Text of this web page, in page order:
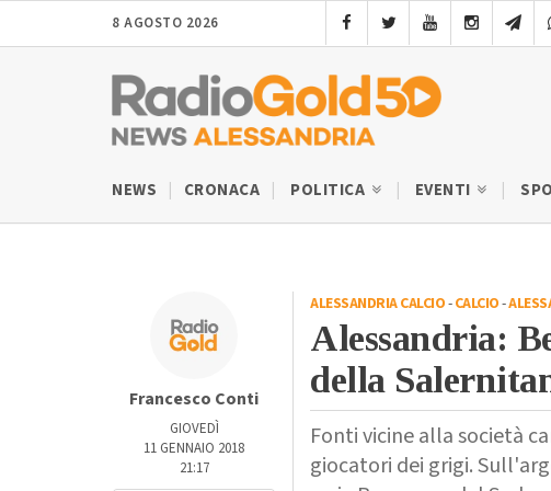
8 AGOSTO 2026
NEWS CRONACA POLITICA EVENTI
Francesco Conti
GIOVEDÌ
11 GENNAIO 2018
21:17
ALESSANDRIA CALCIO-CALCIO-
Alessandria:
della
Fonti vicine alla società
giocatori dei grigi.